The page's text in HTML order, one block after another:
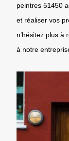
peintres 51450
et réaliser vos
n’hésitez plus à
à notre